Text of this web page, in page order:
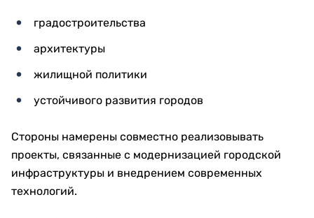
градостроительства
архитектуры
жилищной политики
устойчивого развития городов
Стороны намерены совместно реализовывать
проекты, связанные с модернизацией городской
инфраструктуры и внедрением современных
технологий.